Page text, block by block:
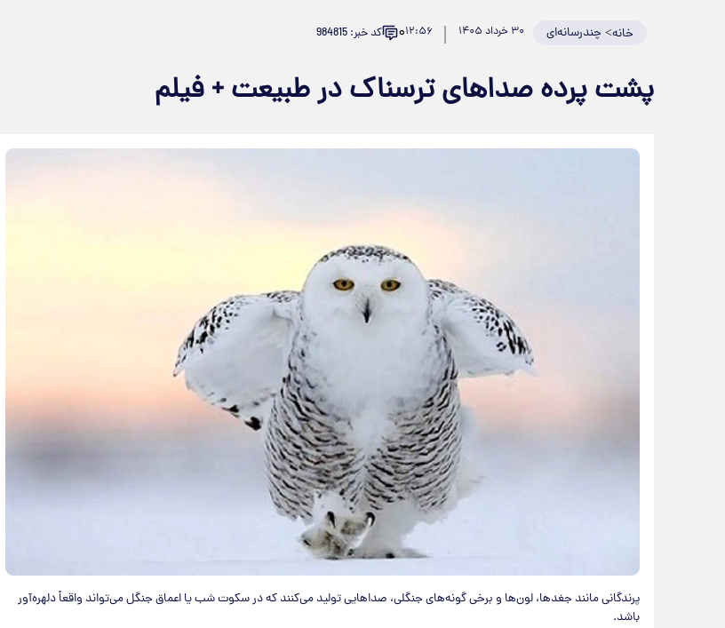
خانه> چندرسانه‌ای ۳۰ خرداد ۱۴۰۵ ۱۲:۵۶۰ کد خبر: 984815
پشت پرده صداهای ترسناک در طبیعت + فیلم
پرندگانی مانند جغدها، لون‌ها و برخی گونه‌های جنگلی، صداهایی تولید می‌کنند که در سکوت شب یا اعماق جنگل می‌تواند واقعاً دلهره‌آور
باشد.